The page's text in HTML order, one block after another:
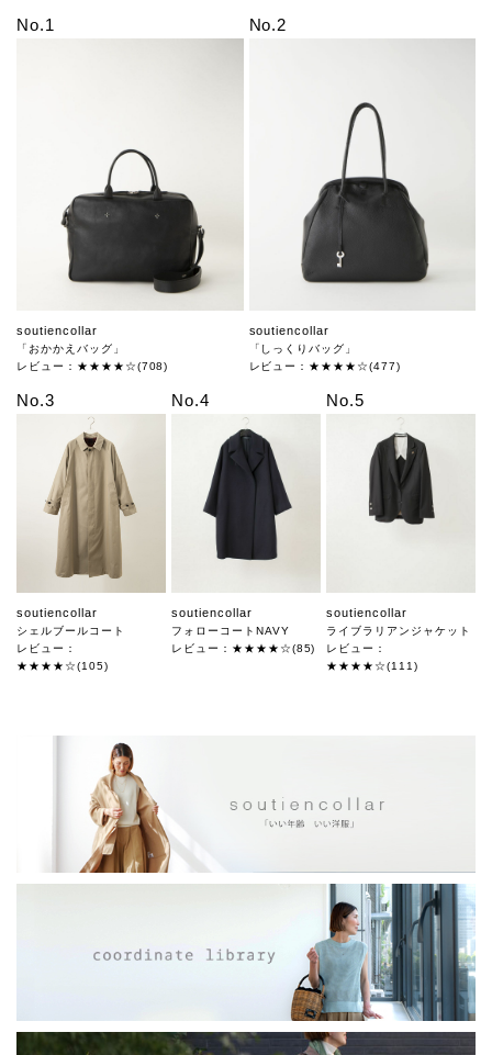
No.1
soutiencollar
「おかかえバッグ」
レビュー：★★★★☆(708)
No.2
soutiencollar
「しっくりバッグ」
レビュー：★★★★☆(477)
No.3
soutiencollar
シェルブールコート
レビュー：
★★★★☆(105)
No.4
soutiencollar
フォローコートNAVY
レビュー：★★★★☆(85)
No.5
soutiencollar
ライブラリアンジャケット
レビュー：
★★★★☆(111)